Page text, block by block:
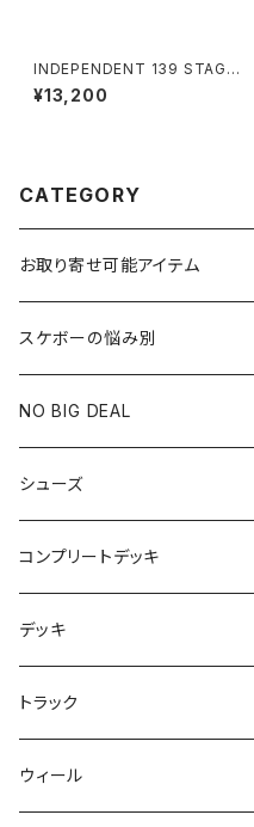
INDEPENDENT 139 STAGE
11 FORGED HOLLOW MID S
ILVER SKATEBOARD TRUC
¥13,200
CATEGORY
お取り寄せ可能アイテム
スケボーの悩み別
膝や腰が痛い
NO BIG DEAL
NBD CUSTOMIZED
USED ITEM
Tシャツ
パンツ
キャップ
シューズ
キッズシューズ
NIKE SB ORANGE LABEL/ISO
NIKE SB ISHOD2
NIKE SB PS8
コンプリートデッキ
HI5のパーツセット
エントリーモデルコンプリート
7.7インチ
デッキ
7インチ
7.2インチ
トラック
ウィール